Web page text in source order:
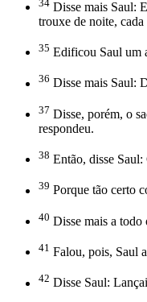
34 Disse mais Saul:
trouxe de noite,
35 Edificou Saul um
36 Disse mais Saul:
37 Disse, porém, o
respondeu.
38 Então, disse
39 Porque tão certo
40 Disse mais a todo
41 Falou, pois, Saul
42 Disse Saul: